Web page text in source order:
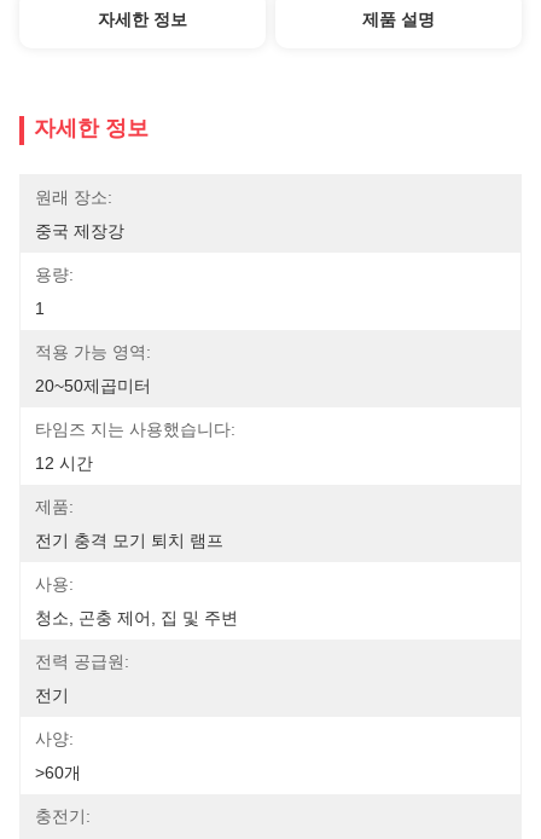
자세한 정보 제품 설명
자세한 정보
원래 장소:
중국 제장강
용량:
1
적용 가능 영역:
20~50제곱미터
타임즈 지는 사용했습니다:
12 시간
제품:
전기 충격 모기 퇴치 램프
사용:
청소, 곤충 제어, 집 및 주변
전력 공급원:
전기
사양:
>60개
충전기: